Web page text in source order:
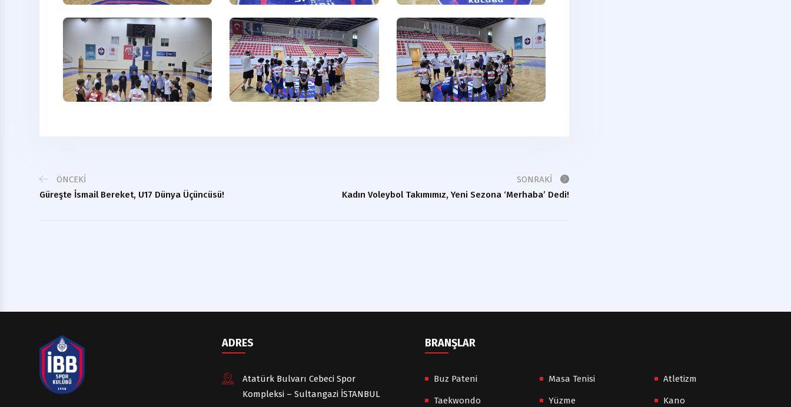
ÖNCEKI
Güreşte İsmail Bereket, U17 Dünya Üçüncüsü!
SONRAKI
Kadın Voleybol Takımımız, Yeni Sezona ‘merhaba’ Dedi!
ADRES
Atatürk Bulvarı Cebeci Spor
Kompleksi – Sultangazi İSTANBUL
BRANŞLAR
Buz Pateni
Taekwondo
Masa Tenisi
Yüzme
Atletizm
Kano